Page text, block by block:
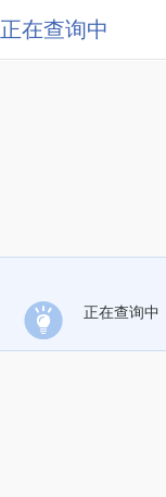
正在查询中
正在查询中